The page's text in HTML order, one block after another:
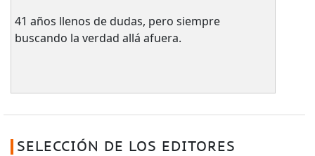
41 años llenos de dudas, pero siempre
buscando la verdad allá afuera.
SELECCIÓN DE LOS EDITORES